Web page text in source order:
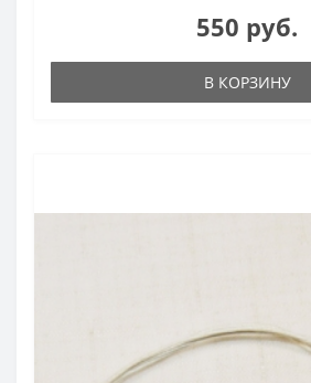
550 руб.
В КОРЗИНУ